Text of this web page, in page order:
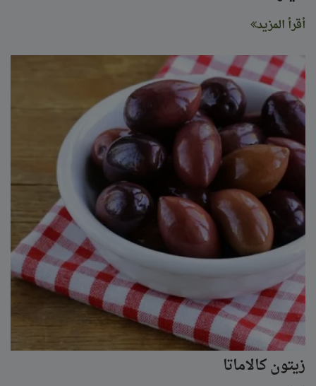
أقرأ المزيد
زيتون كالاماتا